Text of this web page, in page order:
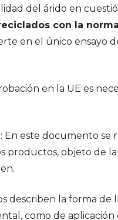
del árido en
con la norma
en el único ensayo
en la UE es
: En este documento se
productos, objeto de
describen la forma de
como de aplicación